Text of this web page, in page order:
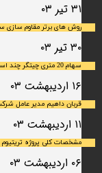
۳۱ تیر ۰۳
روش های برتر مقاوم سازی
۳۰ تیر ۰۳
سهام 20 متری چیتگر چند است؟
۱۶ اردیبهشت ۰۳
قربان داهیم مدیر عامل
۱۱ اردیبهشت ۰۳
مشخصات کلی پروژه تریتیوم VIP
۰۶ اردیبهشت ۰۳